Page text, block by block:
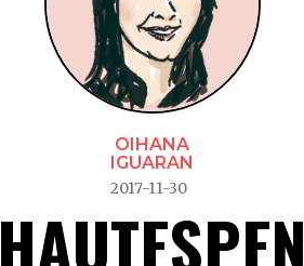
OIHANA
IGUARAN
2017-11-30
HAUTESPEN